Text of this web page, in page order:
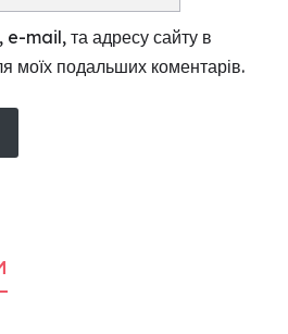
e-mail, та адресу сайту в
моїх подальших коментарів.